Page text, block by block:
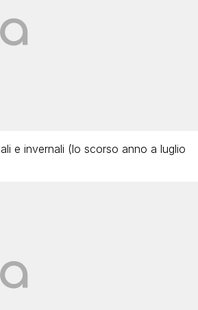
e invernali (lo scorso anno a luglio